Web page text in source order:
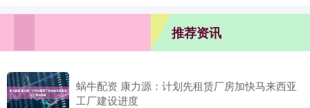
推荐资讯
蜗牛配资 康力源：计划先租赁厂房加快马来西亚
工厂建设进度